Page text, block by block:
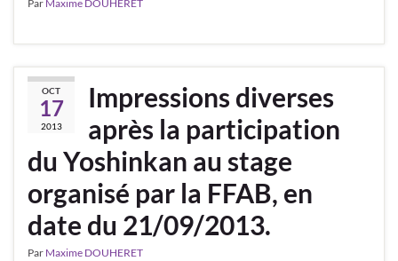
Par Maxime DOUHERET
OCT
17
2013
Impressions diverses
après la participation
du Yoshinkan au stage
organisé par la FFAB, en
date du 21/09/2013.
Par Maxime DOUHERET